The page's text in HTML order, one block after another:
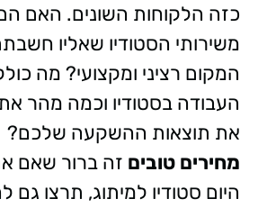
כזה הלקוחות השונים. האם הם
משירותי הסטודיו שאליו
המקום רציני ומקצועי? מה
העבודה בסטודיו וכמה מהר
את תוצאות ההשקעה שלכם?
מחירים טובים זה ברור שאם
היום סטודיו למיתוג, תרצו